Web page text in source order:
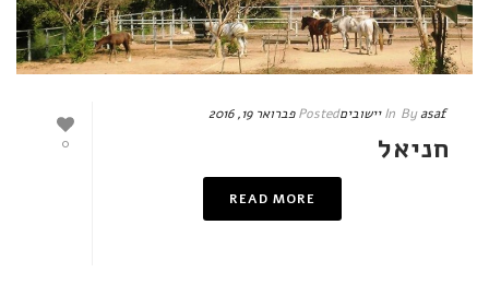
0
Byasaf
In יישוביםPosted פברואר 19, 2016
חניאל
READ MORE